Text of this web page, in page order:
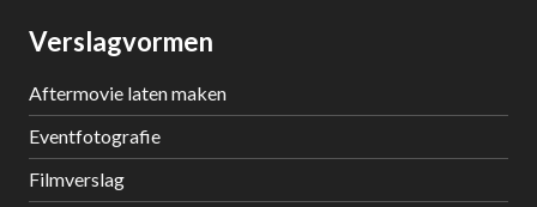
Verslagvormen
Aftermovie laten maken
Eventfotografie
Filmverslag